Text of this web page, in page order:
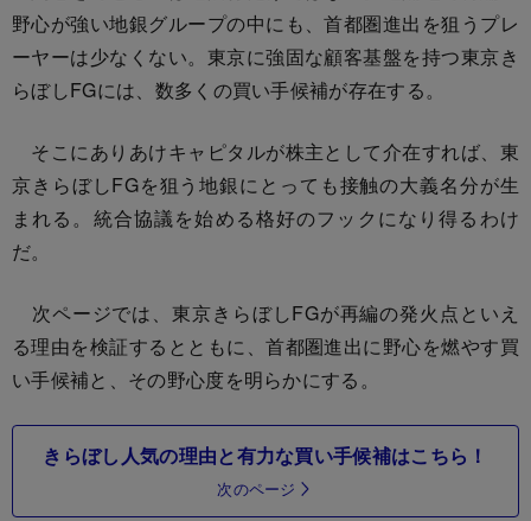
野心が強い地銀グループの中にも、首都圏進出を狙うプレ
ーヤーは少なくない。東京に強固な顧客基盤を持つ東京き
らぼしFGには、数多くの買い手候補が存在する。
そこにありあけキャピタルが株主として介在すれば、東
京きらぼしFGを狙う地銀にとっても接触の大義名分が生
まれる。統合協議を始める格好のフックになり得るわけ
だ。
次ページでは、東京きらぼしFGが再編の発火点といえ
る理由を検証するとともに、首都圏進出に野心を燃やす買
い手候補と、その野心度を明らかにする。
きらぼし人気の理由と有力な買い手候補はこちら！
次のページ